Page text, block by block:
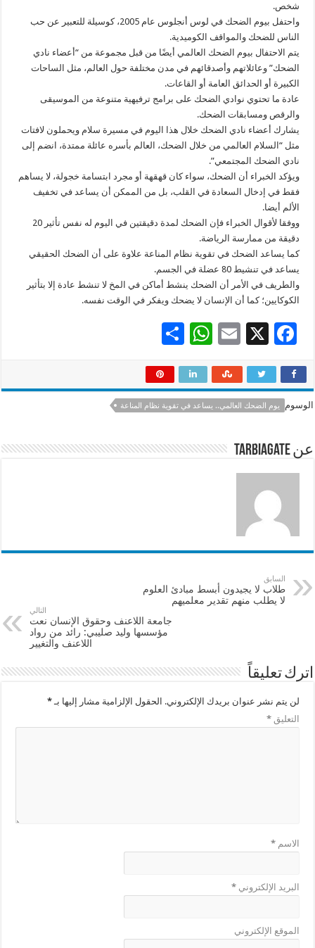
شخص.
واحتفل بيوم الضحك في لوس أنجلوس عام 2005، كوسيلة للتعبير عن حب
الناس للضحك والمواقف الكوميدية.
يتم الاحتفال بيوم الضحك العالمي أيضًا من قبل مجموعة من “أعضاء نادي
الضحك” وعائلاتهم وأصدقائهم في مدن مختلفة حول العالم، مثل الساحات
الكبيرة أو الحدائق العامة أو القاعات.
عادة ما تحتوي نوادي الضحك على برامج ترفيهية متنوعة من الموسيقى
والرقص ومسابقات الضحك.
يشارك أعضاء نادي الضحك خلال هذا اليوم في مسيرة سلام ويحملون لافتات
مثل “السلام العالمي من خلال الضحك، العالم بأسره عائلة ممتدة، انضم إلى
نادي الضحك المجتمعي”.
ويؤكد الخبراء أن الضحك، سواء كان قهقهة أو مجرد ابتسامة خجولة، لا يساهم
فقط في إدخال السعادة في القلب، بل من الممكن أن يساعد في تخفيف
الألم أيضا.
ووفقا لأقوال الخبراء فإن الضحك لمدة دقيقتين في اليوم له نفس تأثير 20
دقيقة من ممارسة الرياضة.
كما يساعد الضحك في تقوية نظام المناعة علاوة على أن الضحك الحقيقي
يساعد في تنشيط 80 عضلة في الجسم.
والطريف في الأمر أن الضحك ينشط أماكن في المخ لا تنشط عادة إلا بتأثير
الكوكايين؛ كما أن الإنسان لا يضحك ويفكر في الوقت نفسه.
F
e
b
o
k
X
E
ai
l
W
at
sA
p
ar
e
الوسوم يوم الضحك العالمي.. يساعد في تقوية نظام المناعة
عن tarbiagate
السابق
طلاب لا يجيدون أبسط مبادئ العلوم
لا يطلب منهم تقدير معلميهم
التالي
جامعة اللاعنف وحقوق الإنسان نعت
مؤسسها وليد صليبي: رائد من رواد
اللاعنف والتغيير
اترك تعليقاً
لن يتم نشر عنوان بريدك الإلكتروني. الحقول الإلزامية مشار إليها بـ*
التعليق*
الاسم*
البريد الإلكتروني*
الموقع الإلكتروني